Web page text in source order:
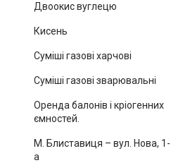
Двоокис вуглецю
Кисень
Суміші газові харчові
Суміші газові зварювальні
Оренда балонів і кріогенних
ємностей.
М. Блиставиця – вул. Нова, 1-
а